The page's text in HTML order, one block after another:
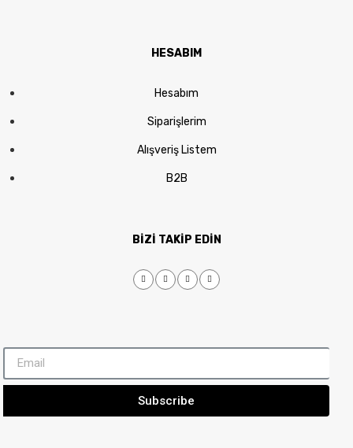
HESABIM
Hesabım
Siparişlerim
Alışveriş Listem
B2B
BİZİ TAKİP EDİN
Subscribe